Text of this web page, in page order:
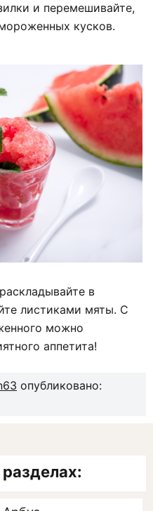
и перемешивайте,
кусков.
в
листиками мяты. С
можно
аппетита!
опубликовано: